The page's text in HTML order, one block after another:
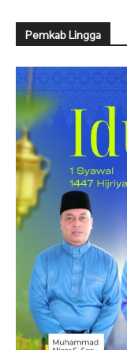
Pemkab Lingga